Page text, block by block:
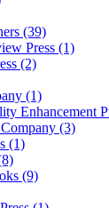
(39)
Press (1)
(2)
(1)
Enhancement
(3)
(1)
(9)